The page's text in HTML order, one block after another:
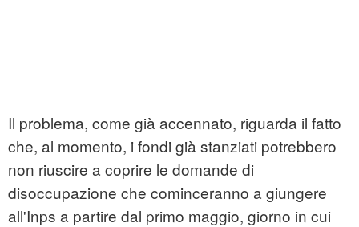
Il problema, come già accennato, riguarda il fatto
che, al momento, i fondi già stanziati potrebbero
non riuscire a coprire le domande di
disoccupazione che cominceranno a giungere
all'Inps a partire dal primo maggio, giorno in cui